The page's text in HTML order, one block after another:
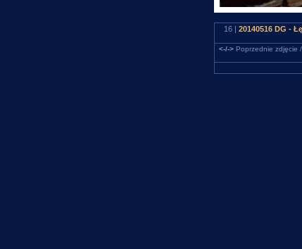
16 | 20140516 DG -
<-/->Poprzednie zdjęcie